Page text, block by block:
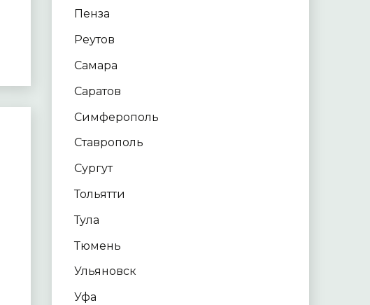
Пенза
Реутов
Самара
Саратов
Симферополь
Ставрополь
Сургут
Тольятти
Тула
Тюмень
Ульяновск
Уфа